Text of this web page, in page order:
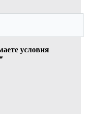
условия
*